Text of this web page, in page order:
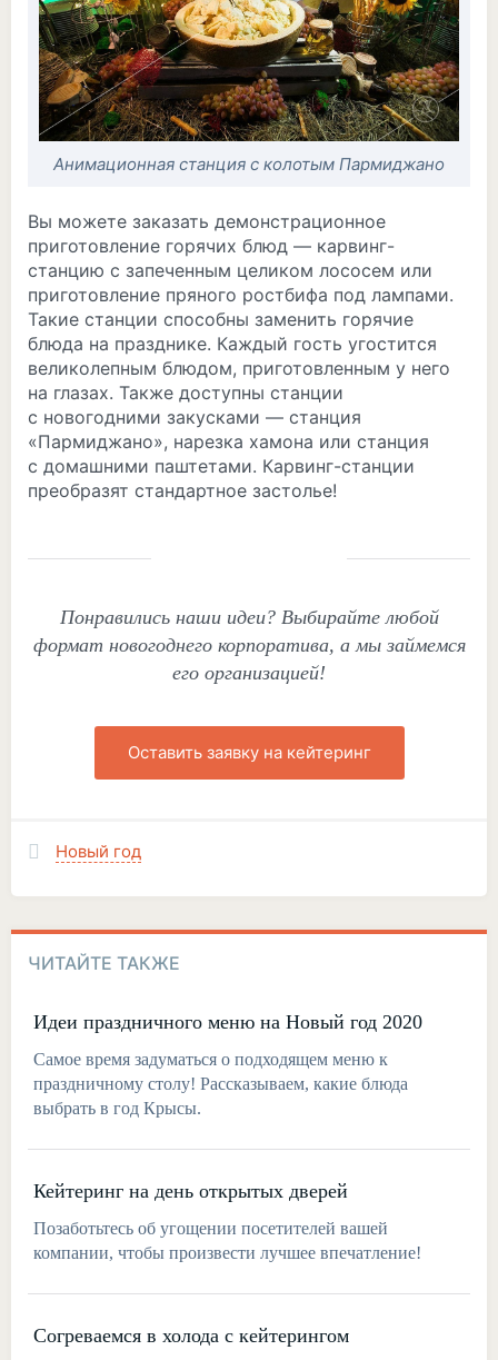
Анимационная станция с колотым Пармиджано
Вы можете заказать демонстрационное
приготовление горячих блюд — карвинг-
станцию с запеченным целиком лососем или
приготовление пряного ростбифа под лампами.
Такие станции способны заменить горячие
блюда на празднике. Каждый гость угостится
великолепным блюдом, приготовленным у него
на глазах. Также доступны станции
с новогодними закусками — станция
«Пармиджано», нарезка хамона или станция
с домашними паштетами. Карвинг-станции
преобразят стандартное застолье!
Понравились наши идеи? Выбирайте любой
формат новогоднего корпоратива, а мы займемся
его организацией!
Оставить заявку на кейтеринг
Новый год
ЧИТАЙТЕ ТАКЖЕ
Идеи праздничного меню на Новый год 2020
Самое время задуматься о подходящем меню к
праздничному столу! Рассказываем, какие блюда
выбрать в год Крысы.
Кейтеринг на день открытых дверей
Позаботьтесь об угощении посетителей вашей
компании, чтобы произвести лучшее впечатление!
Согреваемся в холода с кейтерингом